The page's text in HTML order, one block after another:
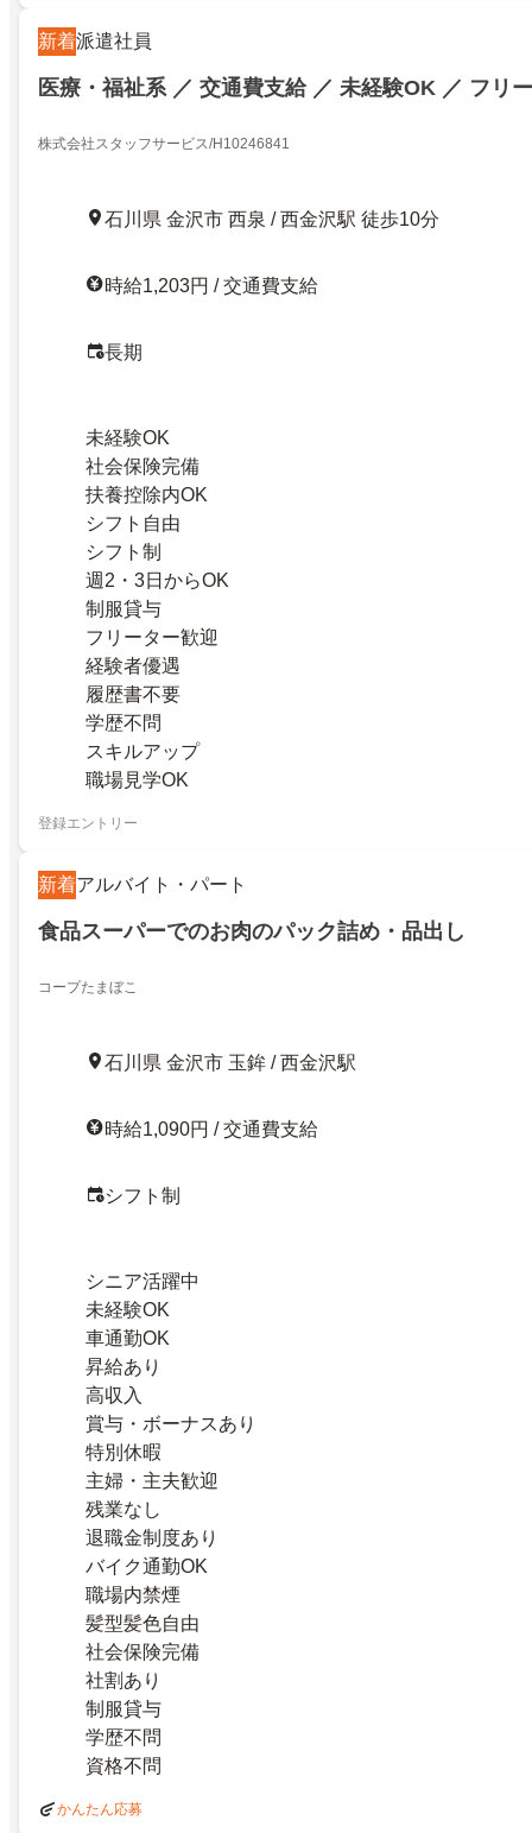
新着派遣社員
医療・福祉系 ／ 交通費支給 ／ 未経験OK ／ フリ
株式会社スタッフサービス/H10246841
石川県 金沢市 西泉 / 西金沢駅 徒歩10分
時給1,203円 / 交通費支給
長期
未経験OK
社会保険完備
扶養控除内OK
シフト自由
シフト制
週2・3日からOK
制服貸与
フリーター歓迎
経験者優遇
履歴書不要
学歴不問
スキルアップ
職場見学OK
登録エントリー
新着アルバイト・パート
食品スーパーでのお肉のパック詰め・品出し
コープたまぼこ
石川県 金沢市 玉鉾 / 西金沢駅
時給1,090円 / 交通費支給
シフト制
シニア活躍中
未経験OK
車通勤OK
昇給あり
高収入
賞与・ボーナスあり
特別休暇
主婦・主夫歓迎
残業なし
退職金制度あり
バイク通勤OK
職場内禁煙
髪型髪色自由
社会保険完備
社割あり
制服貸与
学歴不問
資格不問
かんたん応募